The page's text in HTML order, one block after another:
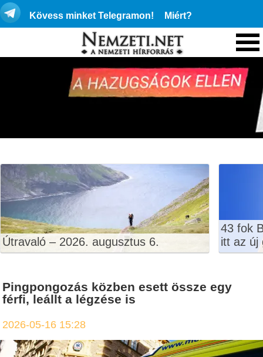
Kövess minket Telegramon! Miért?
Útravaló – 2026. augusztus 6.
43 fok
itt az új
Pingpongozás közben esett össze egy
férfi, leállt a légzése is
2026-05-16 15:28